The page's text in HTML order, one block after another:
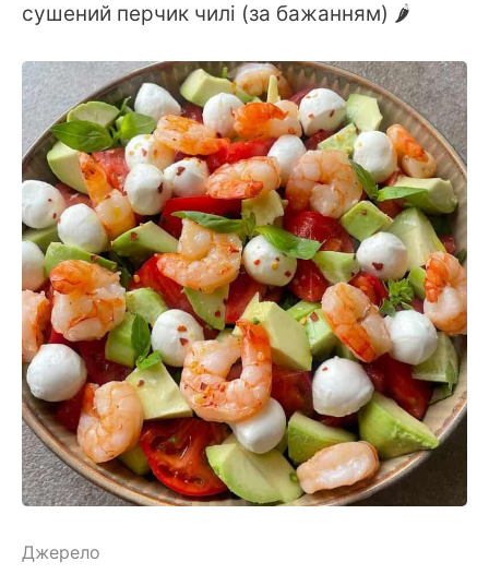
сушений перчик чилі (за бажанням) 🌶
Джерело